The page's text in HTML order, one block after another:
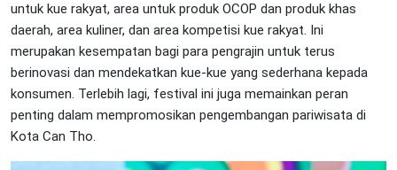
untuk kue rakyat, area untuk produk OCOP dan produk khas
daerah, area kuliner, dan area kompetisi kue rakyat. Ini
merupakan kesempatan bagi para pengrajin untuk terus
berinovasi dan mendekatkan kue-kue yang sederhana kepada
konsumen. Terlebih lagi, festival ini juga memainkan peran
penting dalam mempromosikan pengembangan pariwisata di
Kota Can Tho.